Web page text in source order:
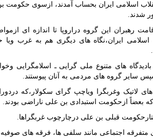
اسلامی ایران بحساب آمدند، ازسوی حکومت
شدند.
رهبران این گروه دراروپا تا اندازه ای
اسلامی ایران،نگاه های دیگری هم به غرب
بادیدگاه های متنوع ملی گرایی ـ اسلامگرایی
سایر گروه های مردمی به آنان پیوستند.
لاتیک وغربگرا ویاچپ گرای سکولار،که
که بعضاً ازحکومت استبدادی بن علی ناراضی بودند.
قبلی بن علی درچارچوب غربگراها.
اجتماعی مانند سلفی ها، فرقه های